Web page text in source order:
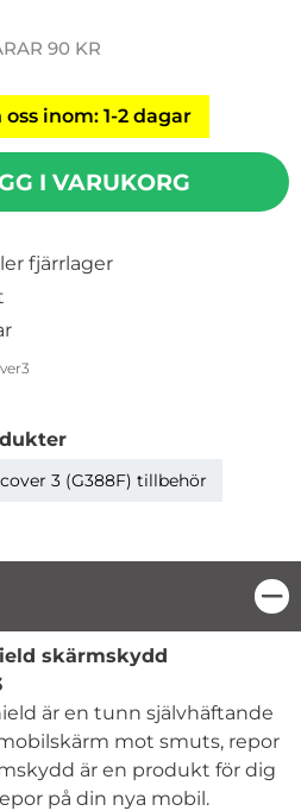
90 KR
inom: 1-2 dagar
I VARUKORG
fjärrlager
3 (G388F) tillbehör
skärmskydd
är en tunn självhäftande
mot smuts, repor
är en produkt för dig
på din nya mobil.